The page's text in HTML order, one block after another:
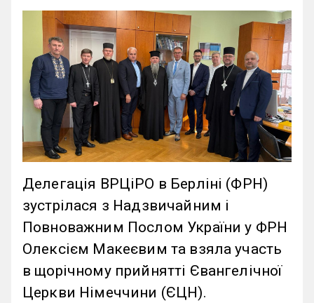
Делегація ВРЦіРО в Берліні (ФРН)
зустрілася з Надзвичайним і
Повноважним Послом України у ФРН
Олексієм Макеєвим та взяла участь
в щорічному прийнятті Євангелічної
Церкви Німеччини (ЄЦН).